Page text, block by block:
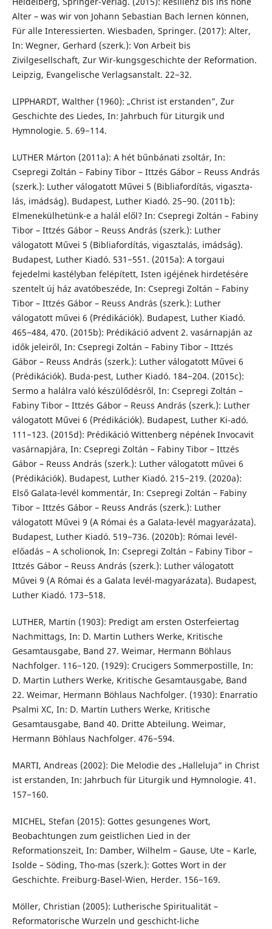
Alter – was wir von Johann Sebastian Bach lernen können,
Für alle Interessierten. Wiesbaden, Springer. (2017): Alter,
In: Wegner, Gerhard (szerk.): Von Arbeit bis
Zivilgesellschaft, Zur Wir-kungsgeschichte der Reformation.
Leipzig, Evangelische Verlagsanstalt. 22−32.
LIPPHARDT, Walther (1960): „Christ ist erstanden”, Zur
Geschichte des Liedes, In: Jahrbuch für Liturgik und
Hymnologie. 5. 69−114.
LUTHER Márton (2011a): A hét bűnbánati zsoltár, In:
Csepregi Zoltán – Fabiny Tibor – Ittzés Gábor – Reuss András
(szerk.): Luther válogatott Művei 5 (Bibliafordítás, vigaszta-
lás, imádság). Budapest, Luther Kiadó. 25−90. (2011b):
Elmenekülhetünk-e a halál elől? In: Csepregi Zoltán – Fabiny
Tibor – Ittzés Gábor – Reuss András (szerk.): Luther
válogatott Művei 5 (Bibliafordítás, vigasztalás, imádság).
Budapest, Luther Kiadó. 531−551. (2015a): A torgaui
fejedelmi kastélyban felépített, Isten igéjének hirdetésére
szentelt új ház avatóbeszéde, In: Csepregi Zoltán – Fabiny
Tibor – Ittzés Gábor – Reuss András (szerk.): Luther
válogatott művei 6 (Prédikációk). Budapest, Luther Kiadó.
465−484, 470. (2015b): Prédikáció advent 2. vasárnapján az
idők jeleiről, In: Csepregi Zoltán – Fabiny Tibor – Ittzés
Gábor – Reuss András (szerk.): Luther válogatott Művei 6
(Prédikációk). Buda-pest, Luther Kiadó. 184−204. (2015c):
Sermo a halálra való készülődésről, In: Csepregi Zoltán –
Fabiny Tibor – Ittzés Gábor – Reuss András (szerk.): Luther
válogatott Művei 6 (Prédikációk). Budapest, Luther Ki-adó.
111−123. (2015d): Prédikáció Wittenberg népének Invocavit
vasárnapjára, In: Csepregi Zoltán – Fabiny Tibor – Ittzés
Gábor – Reuss András (szerk.): Luther válogatott művei 6
(Prédikációk). Budapest, Luther Kiadó. 215−219. (2020a):
Első Galata-levél kommentár, In: Csepregi Zoltán – Fabiny
Tibor – Ittzés Gábor – Reuss András (szerk.): Luther
válogatott Művei 9 (A Római és a Galata-levél magyarázata).
Budapest, Luther Kiadó. 519−736. (2020b): Római levél-
előadás – A scholionok, In: Csepregi Zoltán – Fabiny Tibor –
Ittzés Gábor – Reuss András (szerk.): Luther válogatott
Művei 9 (A Római és a Galata levél-magyarázata). Budapest,
Luther Kiadó. 173−518.
LUTHER, Martin (1903): Predigt am ersten Osterfeiertag
Nachmittags, In: D. Martin Luthers Werke, Kritische
Gesamtausgabe, Band 27. Weimar, Hermann Böhlaus
Nachfolger. 116−120. (1929): Crucigers Sommerpostille, In:
D. Martin Luthers Werke, Kritische Gesamtausgabe, Band
22. Weimar, Hermann Böhlaus Nachfolger. (1930): Enarratio
Psalmi XC, In: D. Martin Luthers Werke, Kritische
Gesamtausgabe, Band 40. Dritte Abteilung. Weimar,
Hermann Böhlaus Nachfolger. 476−594.
MARTI, Andreas (2002): Die Melodie des „Halleluja” in Christ
ist erstanden, In: Jahrbuch für Liturgik und Hymnologie. 41.
157−160.
MICHEL, Stefan (2015): Gottes gesungenes Wort,
Beobachtungen zum geistlichen Lied in der
Reformationszeit, In: Damber, Wilhelm – Gause, Ute – Karle,
Isolde – Söding, Tho-mas (szerk.): Gottes Wort in der
Geschichte. Freiburg-Basel-Wien, Herder. 156−169.
Möller, Christian (2005): Lutherische Spiritualität –
Reformatorische Wurzeln und geschicht-liche